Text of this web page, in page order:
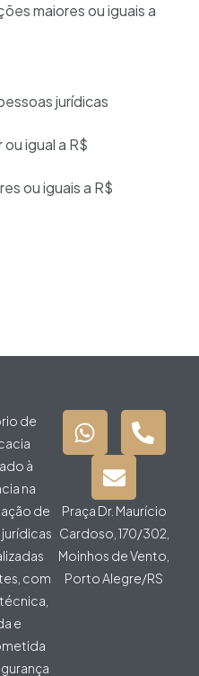
maiores ou iguais a
jurídicas
igual a R$
ou iguais a R$
de
à
na
de
com
e
Praça Dr. Maurício
Cardoso, 170/302,
Moinhos de Vento,
Porto Alegre/RS